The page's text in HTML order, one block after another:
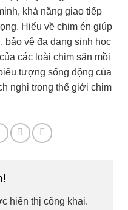
khả năng giao tiếp
Hiểu về chim én giúp
bảo vệ đa dạng sinh học
các loài chim săn mồi
tượng sống động của
nghi trong thế giới chim
hiển thị công khai.